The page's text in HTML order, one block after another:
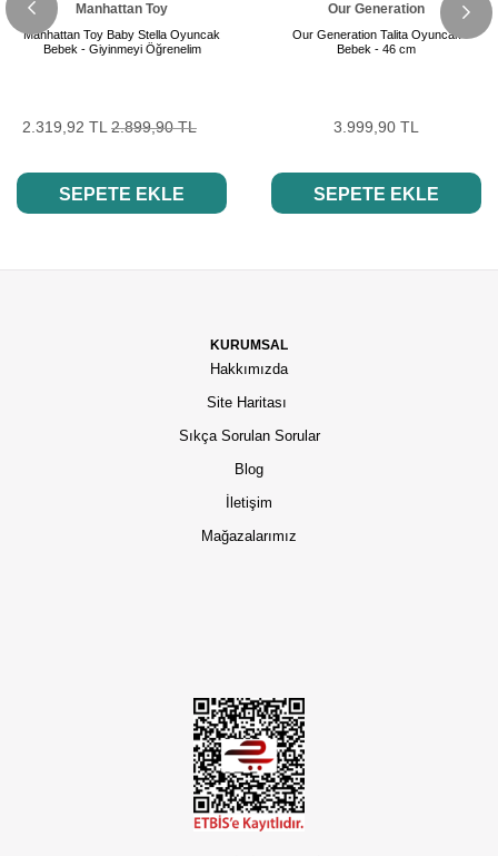
Manhattan Toy
Manhattan Toy Baby Stella Oyuncak
Bebek - Giyinmeyi Öğrenelim
2.319,92 TL 2.899,90 TL
SEPETE EKLE
Our Generation
Our Generation Talita Oyuncak
Bebek - 46 cm
3.999,90 TL
SEPETE EKLE
KURUMSAL
Hakkımızda
Site Haritası
Sıkça Sorulan Sorular
Blog
İletişim
Mağazalarımız